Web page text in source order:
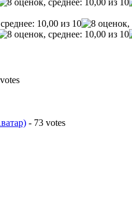
- 73 votes